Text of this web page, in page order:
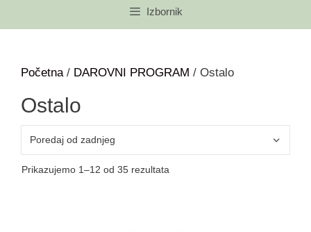
Izbornik
Početna/ DAROVNI PROGRAM / Ostalo
Ostalo
Prikazujemo 1–12 od 35 rezultata